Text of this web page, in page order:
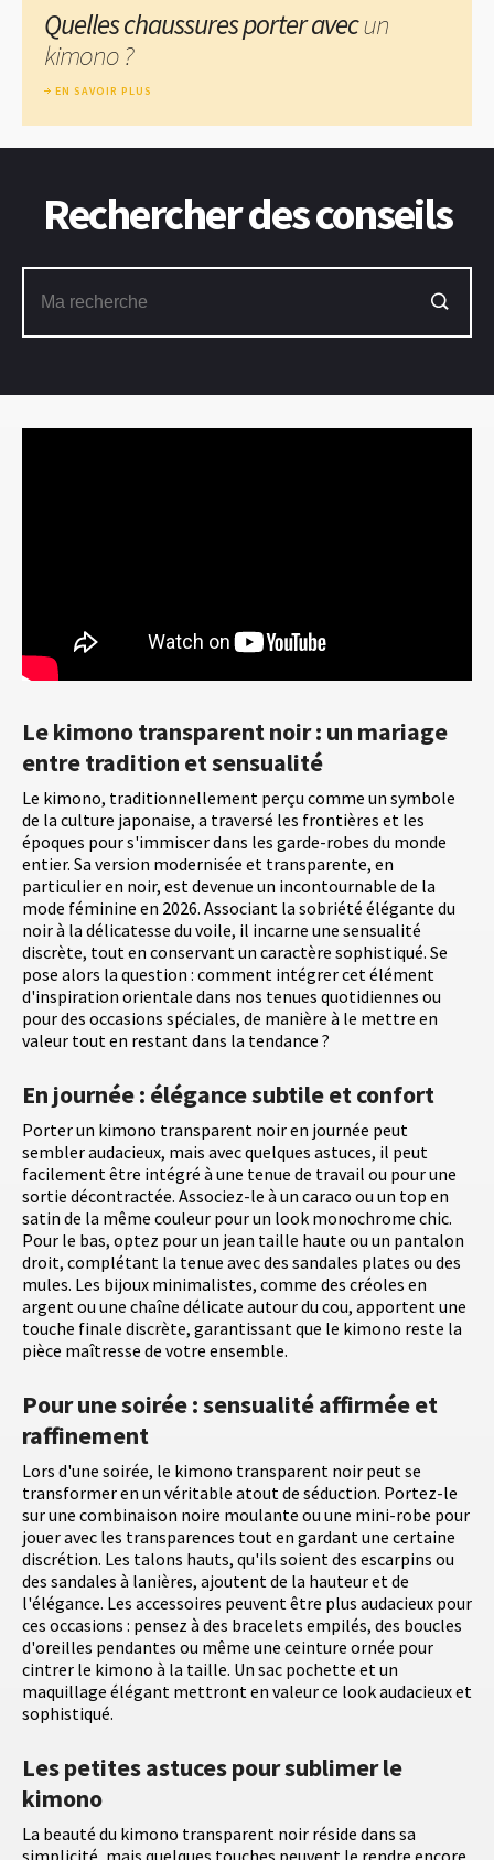
Le kimono transparent noir : un mariage
entre tradition et sensualité
Le kimono, traditionnellement perçu comme un symbole
de la culture japonaise, a traversé les frontières et les
époques pour s'immiscer dans les garde-robes du monde
entier. Sa version modernisée et transparente, en
particulier en noir, est devenue un incontournable de la
mode féminine en 2026. Associant la sobriété élégante du
noir à la délicatesse du voile, il incarne une sensualité
discrète, tout en conservant un caractère sophistiqué. Se
pose alors la question : comment intégrer cet élément
d'inspiration orientale dans nos tenues quotidiennes ou
pour des occasions spéciales, de manière à le mettre en
valeur tout en restant dans la tendance ?
En journée : élégance subtile et confort
Porter un kimono transparent noir en journée peut
sembler audacieux, mais avec quelques astuces, il peut
facilement être intégré à une tenue de travail ou pour une
sortie décontractée. Associez-le à un caraco ou un top en
satin de la même couleur pour un look monochrome chic.
Pour le bas, optez pour un jean taille haute ou un pantalon
droit, complétant la tenue avec des sandales plates ou des
mules. Les bijoux minimalistes, comme des créoles en
argent ou une chaîne délicate autour du cou, apportent une
touche finale discrète, garantissant que le kimono reste la
pièce maîtresse de votre ensemble.
Pour une soirée : sensualité affirmée et
raffinement
Lors d'une soirée, le kimono transparent noir peut se
transformer en un véritable atout de séduction. Portez-le
sur une combinaison noire moulante ou une mini-robe pour
jouer avec les transparences tout en gardant une certaine
discrétion. Les talons hauts, qu'ils soient des escarpins ou
des sandales à lanières, ajoutent de la hauteur et de
l'élégance. Les accessoires peuvent être plus audacieux pour
ces occasions : pensez à des bracelets empilés, des boucles
d'oreilles pendantes ou même une ceinture ornée pour
cintrer le kimono à la taille. Un sac pochette et un
maquillage élégant mettront en valeur ce look audacieux et
sophistiqué.
Les petites astuces pour sublimer le
kimono
La beauté du kimono transparent noir réside dans sa
Quelles chaussures porter avecun
kimono ?
EN SAVOIR PLUS
Rechercher des conseils